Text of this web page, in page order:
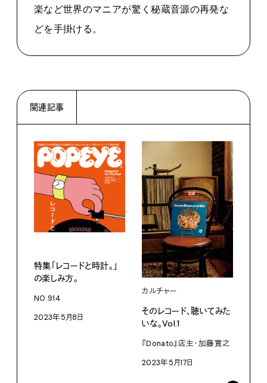
楽など世界のマニアが驚く秘蔵音源の再発な
どを手掛ける。
関連記事
特集「レコードと時計。」
の楽しみ方。
NO.914
2023年5月8日
カルチャー
そのレコード、聴いてみた
いな。Vol.1
『Donato』店主・加藤寛之
2023年5月17日